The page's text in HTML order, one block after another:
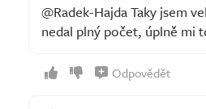
@Radek-Hajda Taky jsem
nedal plný počet, úplně mi
Odpovědět